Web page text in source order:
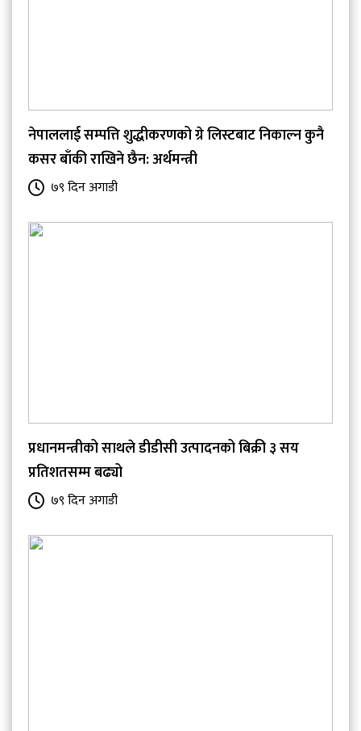
नेपाललाई सम्पत्ति शुद्धीकरणको ग्रे लिस्टबाट निकाल्न कुनै
कसर बाँकी राखिने छैन: अर्थमन्त्री
७९ दिन अगाडी
प्रधानमन्त्रीको साथले डीडीसी उत्पादनको बिक्री ३ सय
प्रतिशतसम्म बढ्यो
७९ दिन अगाडी